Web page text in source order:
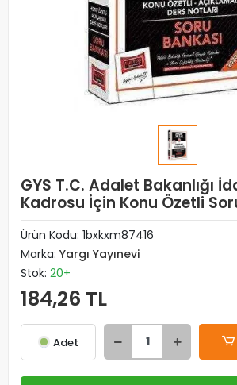
GYS T.C. Adalet Bakanlığı
Kadrosu İçin Konu Özetli
Ürün Kodu: 1bxkxm87416
Marka: Yargı Yayınevi
Stok: 20+
184,26 TL
Adet